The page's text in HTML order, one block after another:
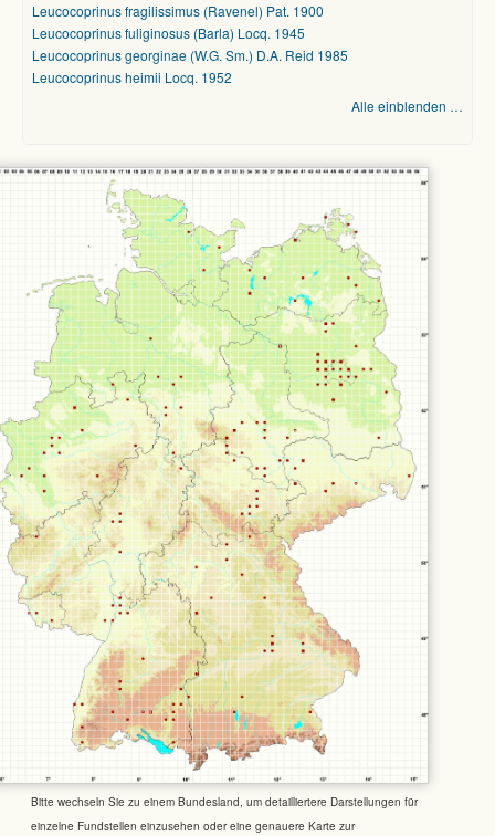
Leucocoprinus fragilissimus (Ravenel) Pat. 1900
Leucocoprinus fuliginosus (Barla) Locq. 1945
Leucocoprinus georginae (W.G. Sm.) D.A. Reid 1985
Leucocoprinus heimii Locq. 1952
Alle einblenden …
Bitte wechseln Sie zu einem Bundesland, um detailliertere Darstellungen für
einzelne Fundstellen einzusehen oder eine genauere Karte zur